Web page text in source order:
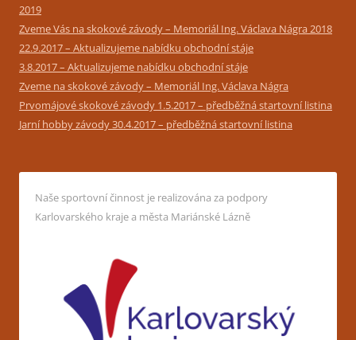
2019
Zveme Vás na skokové závody – Memoriál Ing. Václava Nágra 2018
22.9.2017 – Aktualizujeme nabídku obchodní stáje
3.8.2017 – Aktualizujeme nabídku obchodní stáje
Zveme na skokové závody – Memoriál Ing. Václava Nágra
Prvomájové skokové závody 1.5.2017 – předběžná startovní listina
Jarní hobby závody 30.4.2017 – předběžná startovní listina
Naše sportovní činnost je realizována za podpory
Karlovarského kraje a města Mariánské Lázně